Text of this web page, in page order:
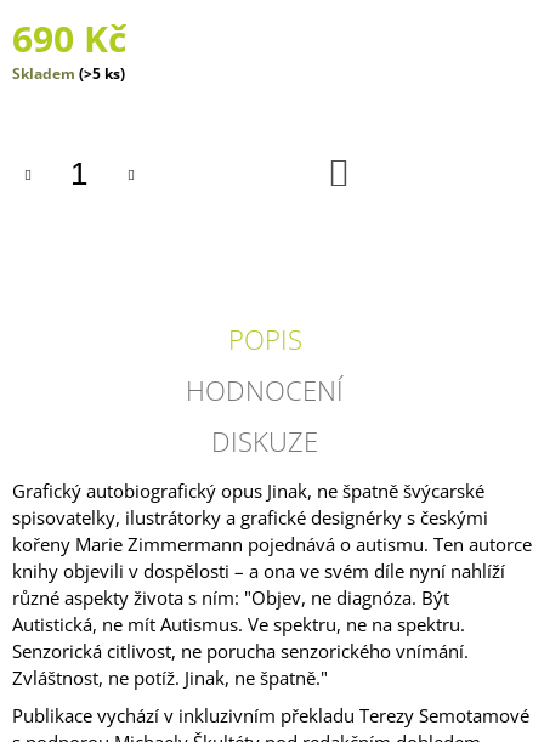
690 Kč
Měrná
Skladem (>5 ks)
POPIS
HODNOCENÍ
DISKUZE
Grafický autobiografický opus Jinak, ne špatně švýcarské
spisovatelky, ilustrátorky a grafické designérky s českými
kořeny Marie Zimmermann pojednává o autismu. Ten autorce
knihy objevili v dospělosti – a ona ve svém díle nyní nahlíží
různé aspekty života s ním: "Objev, ne diagnóza. Být
Autistická, ne mít Autismus. Ve spektru, ne na spektru.
Senzorická citlivost, ne porucha senzorického vnímání.
Zvláštnost, ne potíž. Jinak, ne špatně."
Publikace vychází v inkluzivním překladu Terezy Semotamové
J
E
M
DIVOČINO
-